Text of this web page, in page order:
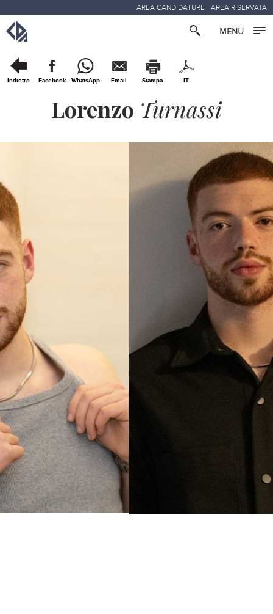
AREA CANDIDATURE AREA RISERVATA
Indietro Facebook WhatsApp Email Stampa IT
Lorenzo Turnassi